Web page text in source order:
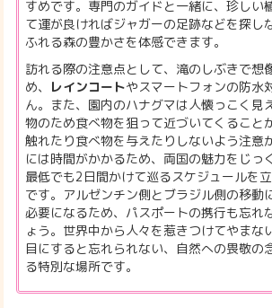
すめです。専門のガイドと一緒に、珍しい
て運が良ければジャガーの足跡などを探し
ふれる森の豊かさを体感できます。
訪れる際の注意点として、滝のしぶきで想
め、 レインコートやスマートフォンの防水
ん。また、園内のハナグマは人懐っこく見
物のため食べ物を狙って近づいてくること
触れたり食べ物を与えたりしないよう注意
には時間がかかるため、両国の魅力をじっ
最低でも2日間かけて巡るスケジュールを
です。アルゼンチン側とブラジル側の移動
必要になるため、パスポートの携行も忘れ
ょう。世界中から人々を惹きつけてやまな
目にすると忘れられない、自然への畏敬の
る特別な場所です。